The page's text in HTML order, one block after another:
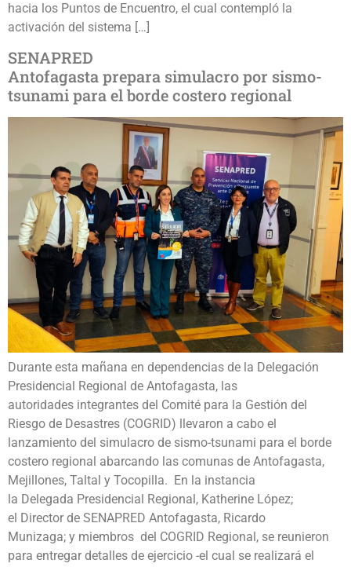
hacia los Puntos de Encuentro, el cual contempló la
activación del sistema […]
SENAPRED
Antofagasta prepara simulacro por sismo-
tsunami para el borde costero regional
Durante esta mañana en dependencias de la Delegación
Presidencial Regional de Antofagasta, las
autoridades integrantes del Comité para la Gestión del
Riesgo de Desastres (COGRID) llevaron a cabo el
lanzamiento del simulacro de sismo-tsunami para el borde
costero regional abarcando las comunas de Antofagasta,
Mejillones, Taltal y Tocopilla. En la instancia
la Delegada Presidencial Regional, Katherine López;
el Director de SENAPRED Antofagasta, Ricardo
Munizaga; y miembros del COGRID Regional, se reunieron
para entregar detalles de ejercicio -el cual se realizará el